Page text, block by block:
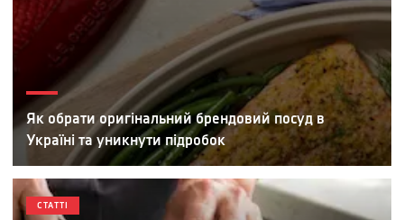
Як обрати оригінальний брендовий посуд в
Україні та уникнути підробок
СТАТТІ